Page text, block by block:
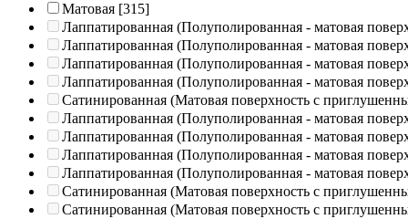
Матовая [315]
Лаппатированная (Полуполированная - матовая
Лаппатированная (Полуполированная - матовая
Лаппатированная (Полуполированная - матовая
Лаппатированная (Полуполированная - матовая
Сатинированная (Матовая поверхность с
Лаппатированная (Полуполированная - матовая
Лаппатированная (Полуполированная - матовая
Лаппатированная (Полуполированная - матовая
Лаппатированная (Полуполированная - матовая
Сатинированная (Матовая поверхность с
Сатинированная (Матовая поверхность с